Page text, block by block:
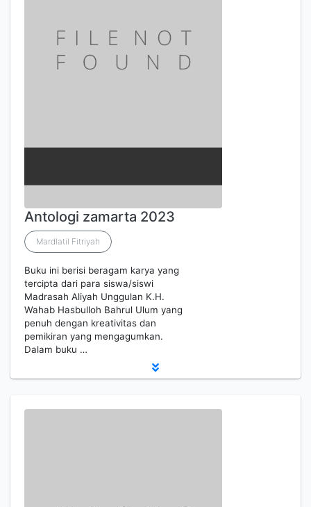
Antologi zamarta 2023
Mardlatil Fitriyah
Buku ini berisi beragam karya yang
tercipta dari para siswa/siswi
Madrasah Aliyah Unggulan K.H.
Wahab Hasbulloh Bahrul Ulum yang
penuh dengan kreativitas dan
pemikiran yang mengagumkan.
Dalam buku …